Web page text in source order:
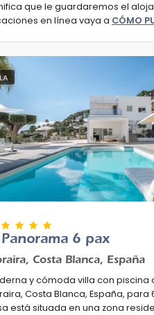
que le guardaremos el
en línea vaya a CÓMO
Panorama 6 pax
Costa Blanca, España
y cómoda villa con piscina
Costa Blanca, España, para
está situada en una zona